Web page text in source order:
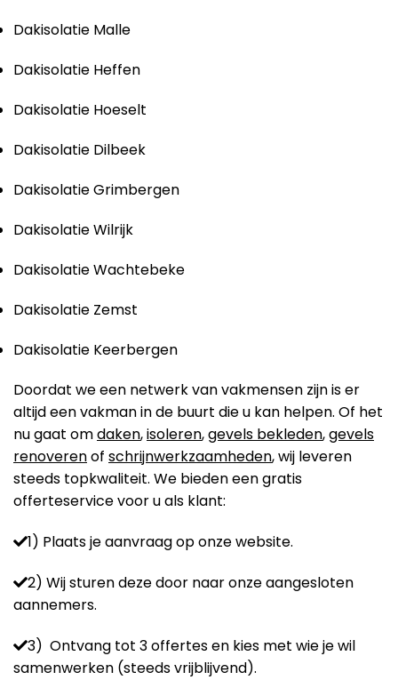
Dakisolatie Malle
Dakisolatie Heffen
Dakisolatie Hoeselt
Dakisolatie Dilbeek
Dakisolatie Grimbergen
Dakisolatie Wilrijk
Dakisolatie Wachtebeke
Dakisolatie Zemst
Dakisolatie Keerbergen
Doordat we een netwerk van vakmensen zijn is er
altijd een vakman in de buurt die u kan helpen. Of het
nu gaat omdaken,isoleren,gevels bekleden,gevels
renoverenof schrijnwerkzaamheden, wij leveren
steeds topkwaliteit. We bieden een gratis
offerteservice voor u als klant:
1) Plaats je aanvraag op onze website.
2) Wij sturen deze door naar onze aangesloten
aannemers.
3) Ontvang tot 3 offertes en kies met wie je wil
samenwerken (steeds vrijblijvend).